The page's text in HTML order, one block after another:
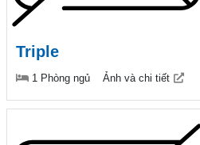
Triple
1 Phòng ngủ Ảnh và chi tiết